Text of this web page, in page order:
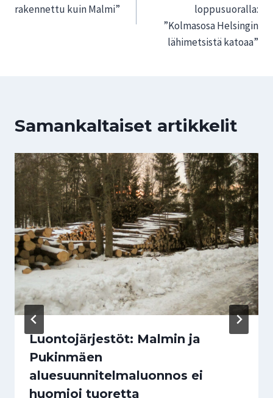
rakennettu kuin Malmi”
loppusuoralla:
”Kolmasosa Helsingin
lähimetsistä katoaa”
Samankaltaiset artikkelit
Luontojärjestöt: Malmin ja
Pukinmäen
aluesuunnitelmaluonnos ei
huomioi tuoretta